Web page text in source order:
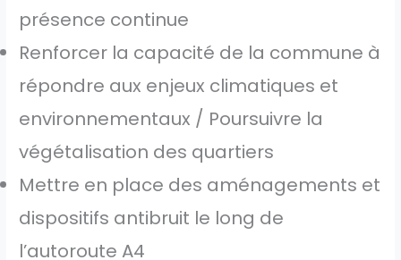
présence continue
Renforcer la capacité de la commune à
répondre aux enjeux climatiques et
environnementaux / Poursuivre la
végétalisation des quartiers
Mettre en place des aménagements et
dispositifs antibruit le long de
l’autoroute A4